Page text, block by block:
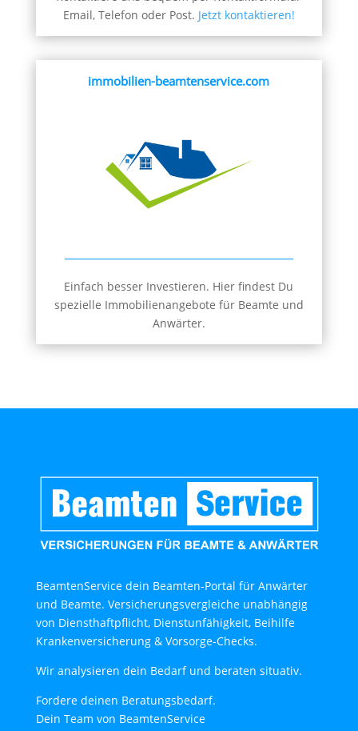
Email, Telefon oder Post. Jetzt kontaktieren!
immobilien-beamtenservice.com
Einfach besser Investieren. Hier findest Du
spezielle Immobilienangebote für Beamte und
Anwärter.
BeamtenService dein Beamten-Portal für Anwärter
und Beamte. Versicherungsvergleiche unabhängig
von Diensthaftpflicht, Dienstunfähigkeit, Beihilfe
Krankenversicherung & Vorsorge-Checks.
Wir analysieren dein Bedarf und beraten situativ.
Fordere deinen Beratungsbedarf.
Dein Team von BeamtenService